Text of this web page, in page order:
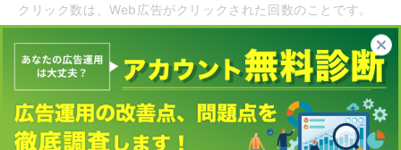
クリック数は、Web広告がクリックされた回数のことです。
クリック数＝特定のWebサイトやランディングページに誘導
できた回数となります。クリック数が少ない場合は、広告を
通して、ターゲットユーザーをうまく誘導できていないとい
うことです。
クリック単価はクリック1回あたりにかかる広告費のことで